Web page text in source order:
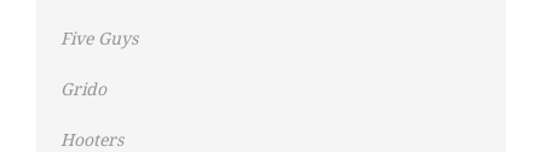
Five Guys
Grido
Hooters